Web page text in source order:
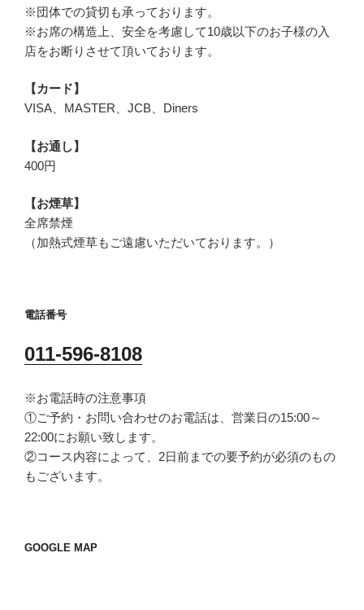
※団体での貸切も承っております。
※お席の構造上、安全を考慮して10歳以下のお子様の入
店をお断りさせて頂いております。
【カード】
VISA、MASTER、JCB、Diners
【お通し】
400円
【お煙草】
全席禁煙
（加熱式煙草もご遠慮いただいております。）
電話番号
011-596-8108
※お電話時の注意事項
①ご予約・お問い合わせのお電話は、営業日の15:00～
22:00にお願い致します。
②コース内容によって、2日前までの要予約が必須のもの
もございます。
GOOGLE MAP